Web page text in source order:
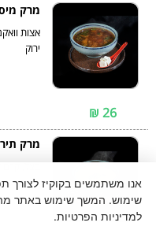
מרק
אצות
ירוק
26 ₪
מרק
ירוק.
אנו משתמשים בקוקיז לצורך
שימוש. המשך שימוש באתר
למדיניות הפרטיות.